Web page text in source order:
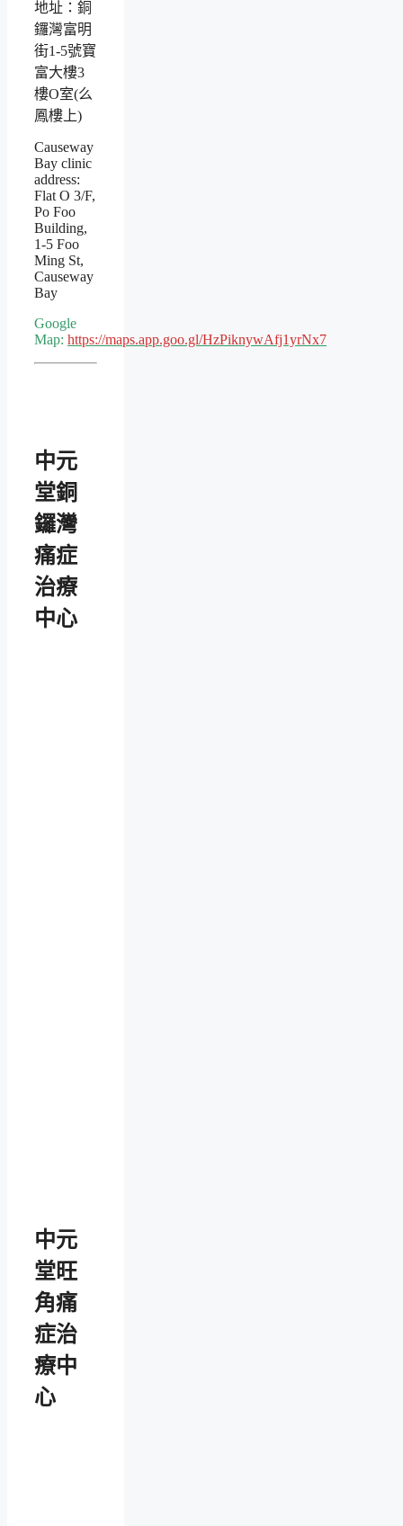
地址：銅
鑼灣富明
街1-5號寶
富大樓3
樓O室(么
鳳樓上)
Causeway
Bay clinic
address:
Flat O 3/F,
Po Foo
Building,
1-5 Foo
Ming St,
Causeway
Bay
Google
Map: https://maps.app.goo.gl/HzPiknywAfj1yrNx7
中元
堂銅
鑼灣
痛症
治療
中心
中元
堂旺
角痛
症治
療中
心